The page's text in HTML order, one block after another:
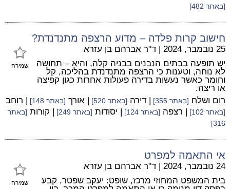
[באתר 482]
חישוב קרות פלדה – מדוע הרצפה מתנדנדת?
שמירה
25 נובמבר, 2024 | ד"ר אברהם בן עזרא
יש תופעה בבתים הנבנים בבניה קלה, והיא – תחושה
לא נוחה, וטענות כי הרצפה מתנדנדת בהליכה, קל
וחומר כאשר נעשות בדירה פעולות אחרות כגון קפיצה
או ריצה.
רום ושלח [באתר 355] | דירה [באתר 520] | אורך [באתר 148] | רוחב
[באתר 102] | רצפה [באתר 124] | יסודות [באתר 249] | קורות [באתר
316]
אי התאמה למפרט
שמירה
24 נובמבר, 2024 | ד"ר אברהם בן עזרא
בית המשפט המחוזי מרכז, שופט: יעקב שפטר, קבע